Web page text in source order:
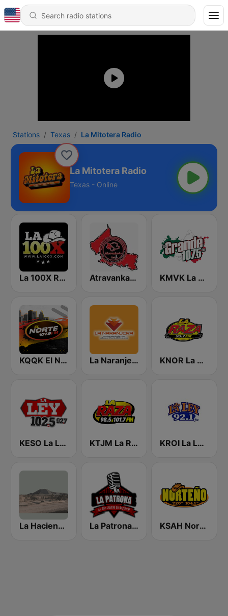
Stations Texas La Mitotera Radio
La Mitotera Radio
Texas - Online
La 100X Radio Atravankado Radio KMVK La Grande 107.5 FM
KQQK El Norte 107.9 / 101.7 FM La Naranjera de Sibers KNOR La Raza 93.7 (US Only)
KESO La Ley 102.5 and 92.7 FM KTJM La Raza 98.5 / 103.3 FM KJOJ KROI La Ley 92.1 FM
La Hacienda Radio La Patrona de Rioverde KSAH Norteño 720 y 104.1